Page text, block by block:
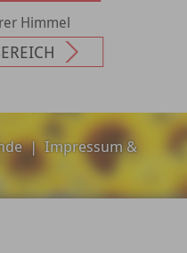
Himmel
|Impressum &